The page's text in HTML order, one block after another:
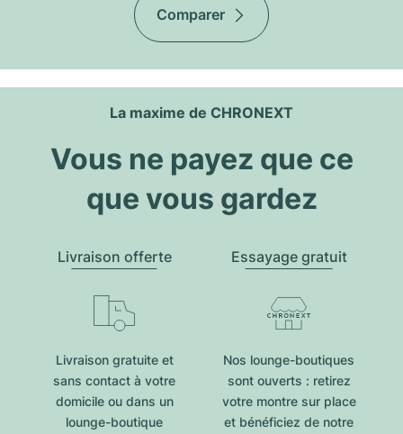
Comparer
La maxime de CHRONEXT
Vous ne payez que ce
que vous gardez
Livraison offerte
Livraison gratuite et
sans contact à votre
domicile ou dans un
lounge-boutique
Essayage gratuit
Nos lounge-boutiques
sont ouverts : retirez
votre montre sur place
et bénéficiez de notre